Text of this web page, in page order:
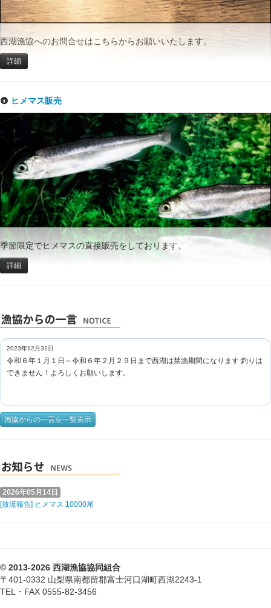
西湖漁協へのお問合せはこちらからお願いいたします。
詳細
ヒメマス販売
季節限定でヒメマスの直接販売をしております。
詳細
2023年12月31日
令和６年１月１日～令和６年２月２９日まで西湖は禁漁期間になります 釣りは
できません！よろしくお願いします。
漁協からの一言を一覧表示
2026年05月14日
[放流報告] ヒメマス 10000尾
© 2013-2026 西湖漁協協同組合
〒401-0332 山梨県南都留郡富士河口湖町西湖2243-1
TEL・FAX 0555-82-3456